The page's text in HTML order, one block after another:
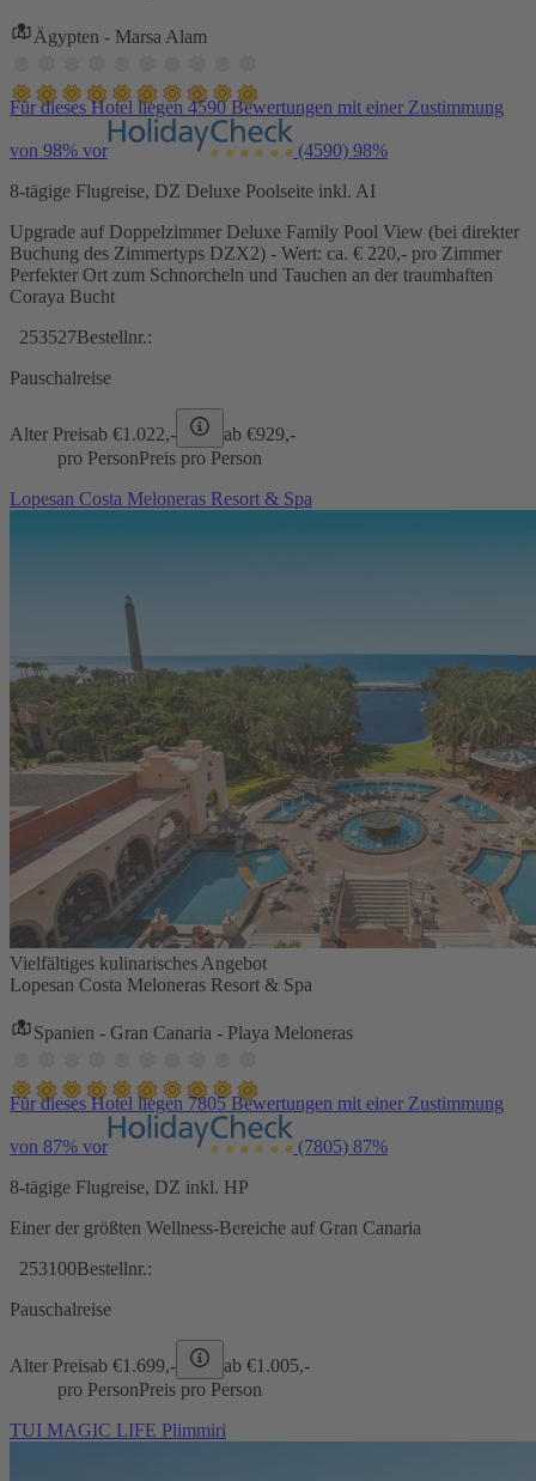
Ägypten - Marsa Alam
Für dieses Hotel liegen 4590 Bewertungen mit einer Zustimmung
von 98% vor (4590) 98%
8-tägige Flugreise, DZ Deluxe Poolseite inkl. AI
Upgrade auf Doppelzimmer Deluxe Family Pool View (bei direkter
Buchung des Zimmertyps DZX2) - Wert: ca. € 220,- pro Zimmer
Perfekter Ort zum Schnorcheln und Tauchen an der traumhaften
Coraya Bucht
253527Bestellnr.:
Pauschalreise
Alter Preisab €1.022,- ab €929,-
pro PersonPreis pro Person
Lopesan Costa Meloneras Resort & Spa
Vielfältiges kulinarisches Angebot
Lopesan Costa Meloneras Resort & Spa
Spanien - Gran Canaria - Playa Meloneras
Für dieses Hotel liegen 7805 Bewertungen mit einer Zustimmung
von 87% vor (7805) 87%
8-tägige Flugreise, DZ inkl. HP
Einer der größten Wellness-Bereiche auf Gran Canaria
253100Bestellnr.:
Pauschalreise
Alter Preisab €1.699,- ab €1.005,-
pro PersonPreis pro Person
TUI MAGIC LIFE Plimmiri